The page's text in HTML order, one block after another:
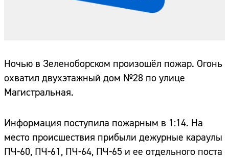
Ночью в Зеленоборском произошёл пожар. Огонь
охватил двухэтажный дом №28 по улице
Магистральная.
Информация поступила пожарным в 1:14. На
место происшествия прибыли дежурные караулы
ПЧ-60, ПЧ-61, ПЧ-64, ПЧ-65 и ее отдельного поста